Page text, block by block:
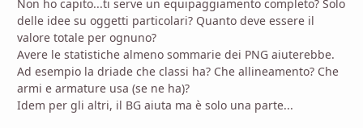
Non ho capito...ti serve un equipaggiamento completo? Solo
delle idee su oggetti particolari? Quanto deve essere il
valore totale per ognuno?
Avere le statistiche almeno sommarie dei PNG aiuterebbe.
Ad esempio la driade che classi ha? Che allineamento? Che
armi e armature usa (se ne ha)?
Idem per gli altri, il BG aiuta ma è solo una parte...